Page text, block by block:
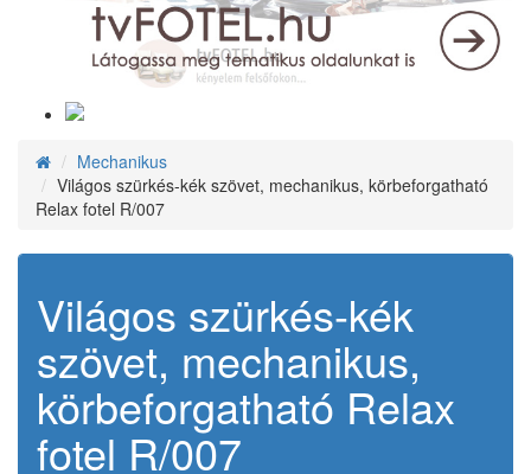
Mechanikus
Világos szürkés-kék szövet, mechanikus, körbeforgatható
Relax fotel R/007
Világos szürkés-kék
szövet, mechanikus,
körbeforgatható Relax
fotel R/007